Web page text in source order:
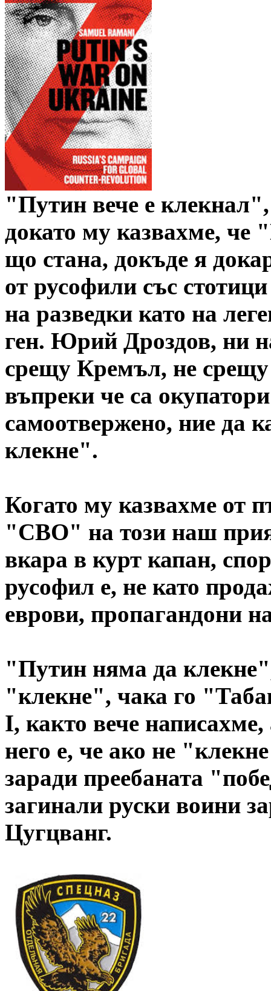
"Путин вече е
докато му казвахме, че
що стана, докъде я
от русофили със
на разведки като на
ген. Юрий Дроздов, ни
срещу Кремъл, не срещу
въпреки че са
самоотвержено, ние да
клекне".
Когато му казвахме от
"СВО" на този наш
вкара в курт капан,
русофил е, не като
еврови,
"Путин няма да
"клекне", чака го
I, както вече
него е, че ако не
заради преебаната
загинали руски воини
Цугцванг.